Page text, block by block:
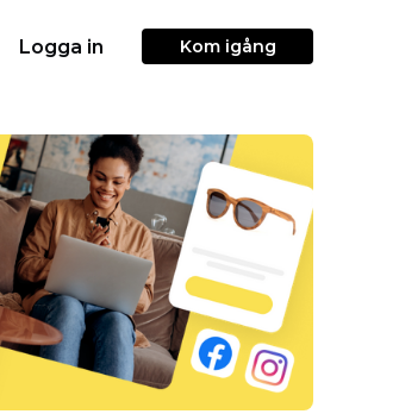
Logga in Kom igång